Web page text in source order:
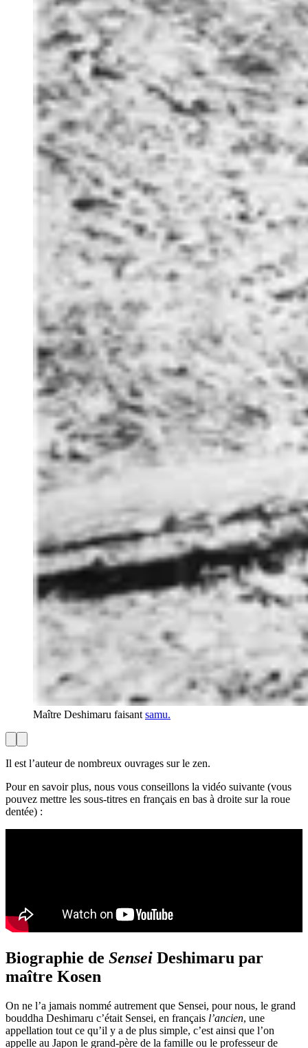
Maître Deshimaru faisant samu.
Il est l’auteur de nombreux ouvrages sur le zen.
Pour en savoir plus, nous vous conseillons la vidéo suivante (vous
pouvez mettre les sous-titres en français en bas à droite sur la roue
dentée) :
Biographie de Sensei Deshimaru par
maître Kosen
On ne l’a jamais nommé autrement que Sensei, pour nous, le grand
bouddha Deshimaru c’était Sensei, en français l’ancien, une
appellation tout ce qu’il y a de plus simple, c’est ainsi que l’on
appelle au Japon le grand-père de la famille ou le professeur de